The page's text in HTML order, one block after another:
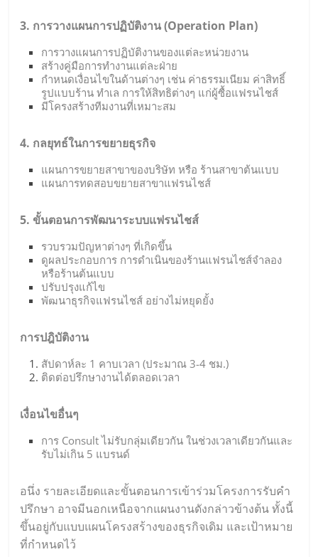
3. การวางแผนการปฏิบัติงาน (Operation Plan)
การวางแผนการปฏิบัติงานของแต่ละหน่วยงาน
สร้างคู่มือการทำงานแต่ละฝ่าย
กำหนดเงื่อนไขในด้านต่างๆ เช่น ค่าธรรมเนียม ค่าสิทธิ์
รูปแบบร้าน ทำเล การให้สิทธิต่างๆ แก่ผู้ซื้อแฟรนไชส์
มีโครงสร้างทีมงานที่เหมาะสม
4. กลยุทธ์ในการขยายธุรกิจ
แผนการขยายสาขาของบริษัท หรือ ร้านสาขาต้นแบบ
แผนการทดสอบขยายสาขาแฟรนไชส์
5. ขั้นตอนการพัฒนาระบบแฟรนไชส์
รวบรวมปัญหาต่างๆ ที่เกิดขึ้น
ดูผลประกอบการ การดำเนินของร้านแฟรนไชส์จำลอง
หรือร้านต้นแบบ
ปรับปรุงแก้ไข
พัฒนาธุรกิจแฟรนไชส์ อย่างไม่หยุดยั้ง
การปฎิบัติงาน
สัปดาห์ละ 1 คาบเวลา (ประมาณ 3-4 ชม.)
ติดต่อปรึกษางานได้ตลอดเวลา
เงื่อนไขอื่นๆ
การ Consult ไม่รับกลุ่มเดียวกัน ในช่วงเวลาเดียวกันและ
รับไม่เกิน 5 แบรนด์
อนึ่ง รายละเอียดและขั้นตอนการเข้าร่วมโครงการรับคำ
ปรึกษา อาจมีนอกเหนือจากแผนงานดังกล่าวข้างต้น ทั้งนี้
ขึ้นอยู่กับแบบแผนโครงสร้างของธุรกิจเดิม และเป้าหมาย
ที่กำหนดไว้